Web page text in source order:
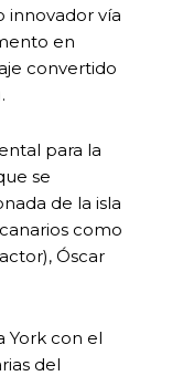
innovador vía
en
convertido
para la
se
de la isla
como
Óscar
York con el
del